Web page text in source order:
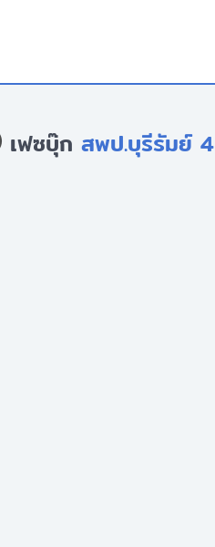
เฟซบุ๊ก สพป.บุรีรัมย์ 4